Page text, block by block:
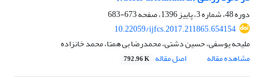
دوره 48، شماره 3، پاییز 1396، صفحه
673-683
10.22059/ijfcs.2017.211865.654154
ملیحه یوسفی، حسین دشتی، محمدرضا بی همتا، محمد خانزاده
مشاهده مقاله
اصل مقاله 792.96 K